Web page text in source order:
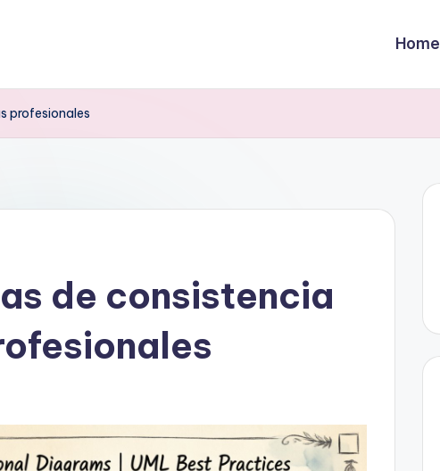
Home
profesionales
de consistencia